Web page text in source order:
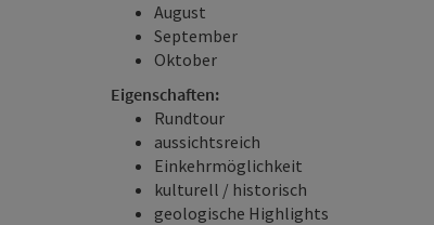
August
September
Oktober
Eigenschaften:
Rundtour
aussichtsreich
Einkehrmöglichkeit
kulturell / historisch
geologische Highlights